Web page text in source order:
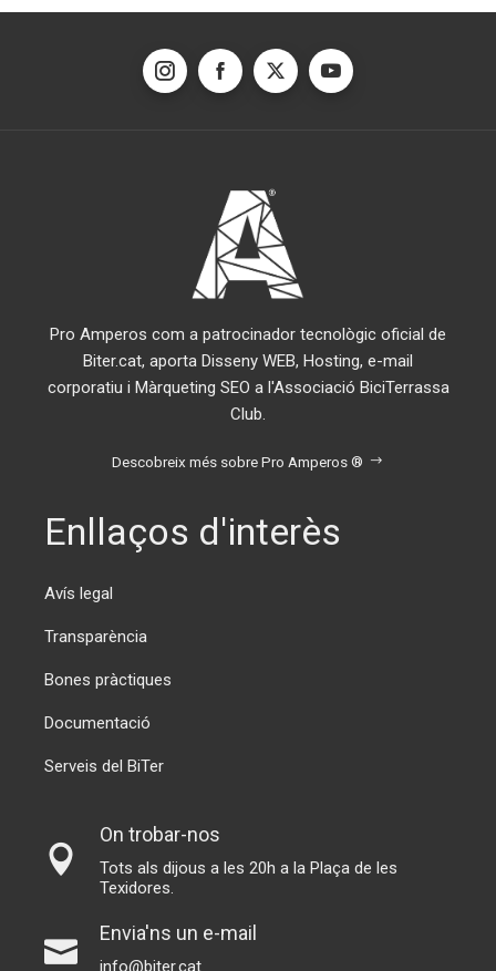
Pro Amperos com a patrocinador tecnològic oficial de
Biter.cat, aporta Disseny WEB, Hosting, e-mail
corporatiu i Màrqueting SEO a l'Associació BiciTerrassa
Club.
Descobreix més sobre Pro Amperos ®
Enllaços d'interès
Avís legal
Transparència
Bones pràctiques
Documentació
Serveis del BiTer
On trobar-nos
Tots als dijous a les 20h a la Plaça de les
Texidores.
Envia'ns un e-mail
info@biter.cat